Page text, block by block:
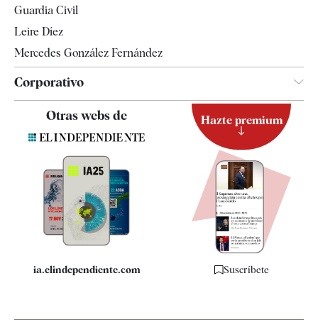
Guardia Civil
Leire Díez
Mercedes González Fernández
Corporativo
Quiénes somos
Especificaciones
Otras webs de
ia.elindependiente.com
Hazte premium
Suscríbete